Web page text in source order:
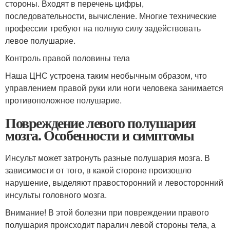
стороны. Входят в перечень цифры,
последовательности, вычисление. Многие технические
профессии требуют на полную силу задействовать
левое полушарие.
Контроль правой половины тела
Наша ЦНС устроена таким необычным образом, что
управлением правой руки или ноги человека занимается
противоположное полушарие.
Повреждение левого полушария
мозга. Особенности и симптомы
Инсульт может затронуть разные полушария мозга. В
зависимости от того, в какой стороне произошло
нарушение, выделяют правосторонний и левосторонний
инсульты головного мозга.
Внимание! В этой болезни при повреждении правого
полушария происходит паралич левой стороны тела, а